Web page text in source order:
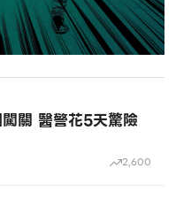
關 醫警花5天驚險
2,600